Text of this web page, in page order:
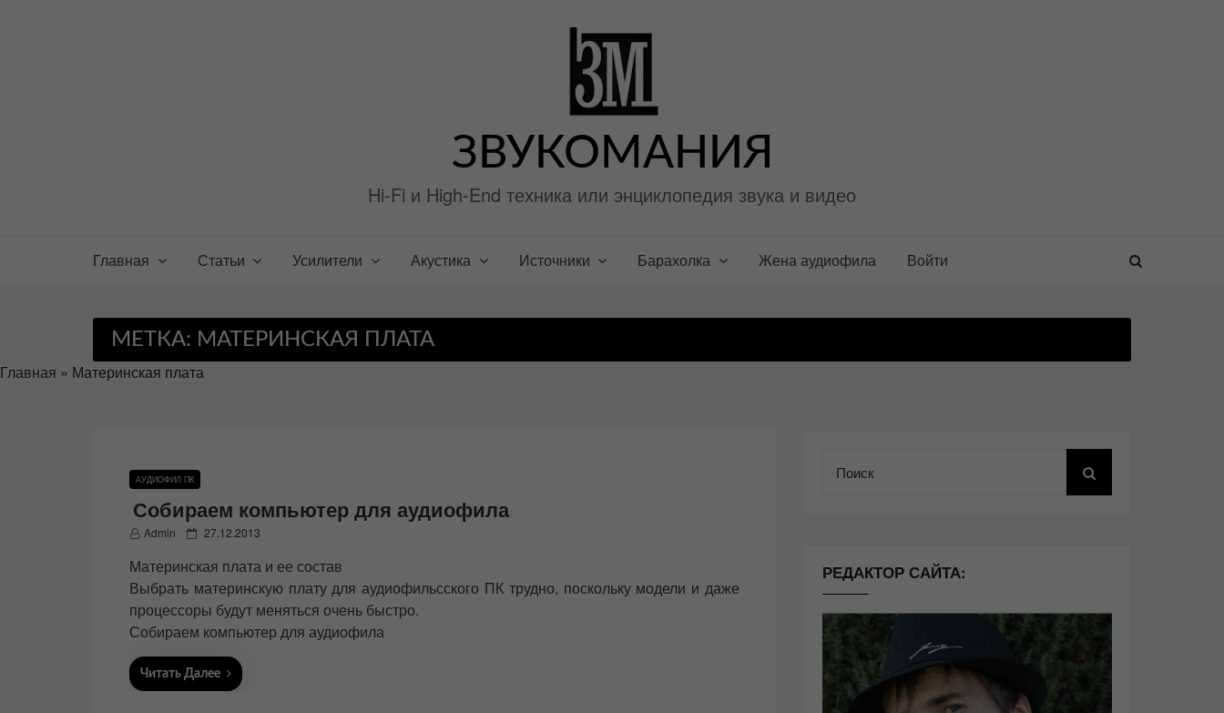
ЗВУКОМАНИЯ
Hi-Fi и High-End техника или энциклопедия звука и видео
Главная Статьи Усилители Акустика Источники Барахолка Жена аудиофила Войти
МЕТКА: МАТЕРИНСКАЯ ПЛАТА
Главная » Материнская плата
АУДИОФИЛ ПК
Собираем компьютер для аудиофила
Admin
P
s
e
d
o
27.12.2013
Материнская плата и ее состав
Выбрать материнскую плату для аудиофильсского ПК трудно, поскольку модели и даже
процессоры будут меняться очень быстро.
Собираем компьютер для аудиофила
Читать Далее
РЕДАКТОР САЙТА: